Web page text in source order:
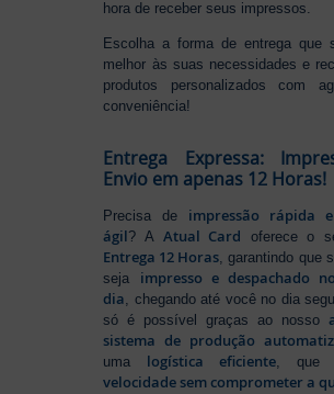
hora de receber seus impressos.
Escolha a forma de entrega que
melhor às suas necessidades e
produtos personalizados com
conveniência!
Entrega Expressa:
Envio em apenas 12 Horas!
Precisa de impressão rápida
ágil? A Atual Card oferece o
Entrega 12 Horas, garantindo que
seja impresso e despachado
dia, chegando até você no dia
só é possível graças ao nosso
sistema de produção
uma logística eficiente, que
velocidade sem comprometer a